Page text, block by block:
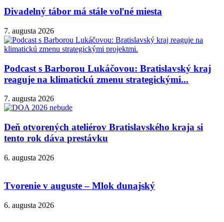
Divadelný tábor má stále voľné miesta
7. augusta 2026
Podcast s Barborou Lukáčovou: Bratislavský kraj
reaguje na klimatickú zmenu strategickými...
7. augusta 2026
Deň otvorených ateliérov Bratislavského kraja si
tento rok dáva prestávku
6. augusta 2026
Tvorenie v auguste – Mlok dunajský
6. augusta 2026